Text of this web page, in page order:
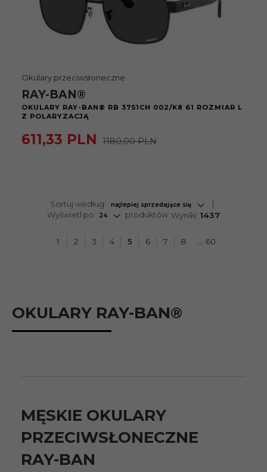
Okulary przeciwsłoneczne
RAY-BAN®
OKULARY RAY-BAN® RB 3751CH 002/K8 61 ROZMIAR L
Z POLARYZACJĄ
611,33 PLN 1180,00 PLN
Sortuj według:
sort najlepiej sprzedające się
Wyświetl po
pop 24 produktów Wyniki: 1437
1 2 3 4 5 6 7 8 60
OKULARY RAY-BAN®
MĘSKIE OKULARY
PRZECIWSŁONECZNE
RAY-BAN